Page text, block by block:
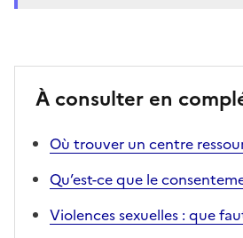
À consulter en
Où trouver un centre
Qu’est-ce que le
Violences sexuelles : que